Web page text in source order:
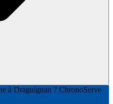
à Draguignan ? ChronoServe